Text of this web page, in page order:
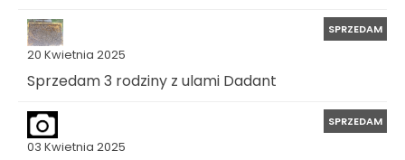
20 Kwietnia 2025
SPRZEDAM
Sprzedam 3 rodziny z ulami Dadant
03 Kwietnia 2025
SPRZEDAM